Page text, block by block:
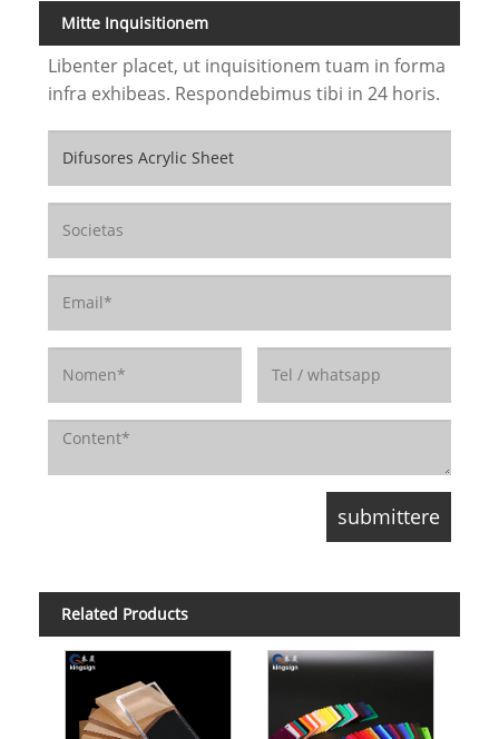
Mitte Inquisitionem
Libenter placet, ut inquisitionem tuam in forma
infra exhibeas. Respondebimus tibi in 24 horis.
Related Products